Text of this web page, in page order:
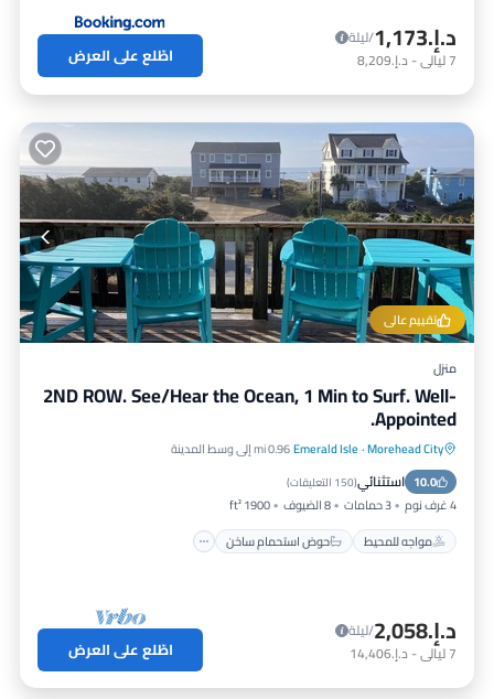
د.إ.‏1,173
/ليلة
7ليالي- د.إ.‏8,209 اطّلع على العرض
تقييم عالي
منزل
2ND ROW. See/Hear the Ocean, 1 Min to Surf. Well-
Appointed.
Morehead City
·
Emerald Isle0.96 mi إلى وسط المدينة
10.0 استثنائي(150 التعليقات )
4 غرف نوم 3 حمامات 8 الضيوف
1900 ft²
مواجه للمحيط
حوض استحمام ساخن
مواجه للمحيط
حوض استحمام ساخن
موقف سيارات
د.إ.‏2,058
/ليلة
7ليالي- د.إ.‏14,406 اطّلع على العرض